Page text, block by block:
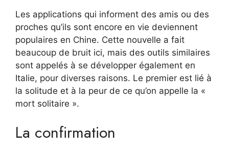
Les applications qui informent des amis ou des
proches qu’ils sont encore en vie deviennent
populaires en Chine. Cette nouvelle a fait
beaucoup de bruit ici, mais des outils similaires
sont appelés à se développer également en
Italie, pour diverses raisons. Le premier est lié à
la solitude et à la peur de ce qu’on appelle la «
mort solitaire ».
La confirmation